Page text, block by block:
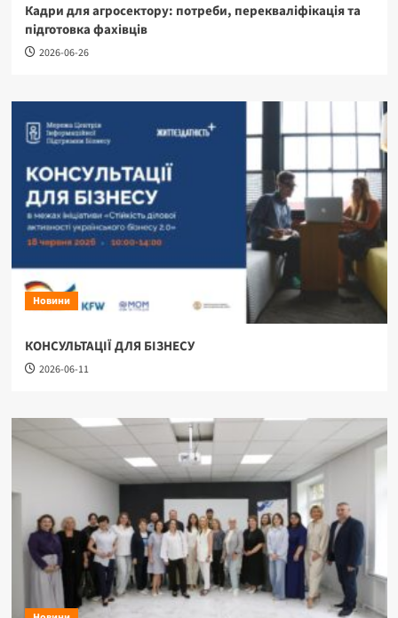
Кадри для агросектору: потреби, перекваліфікація та
підготовка фахівців
2026-06-26
Новини
КОНСУЛЬТАЦІЇ ДЛЯ БІЗНЕСУ
2026-06-11